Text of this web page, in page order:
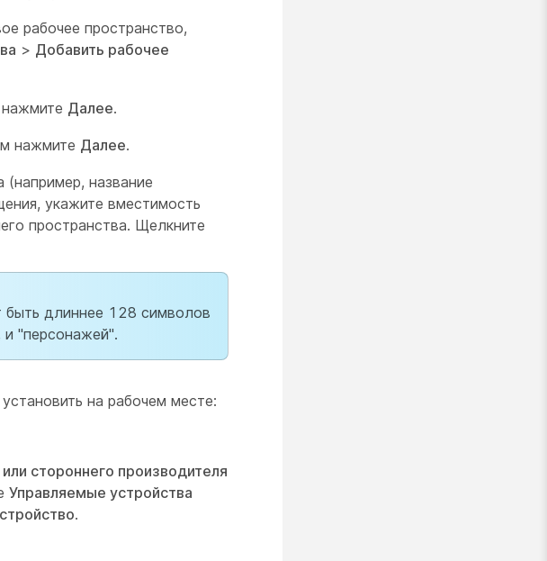
рабочее пространство,
> Добавить рабочее
Далее.
нажмите Далее.
(например, название
укажите вместимость
пространства. Щелкните
быть длиннее 128 символов
"персонажей".
на рабочем месте:
стороннего производителя
Управляемые устройства
.